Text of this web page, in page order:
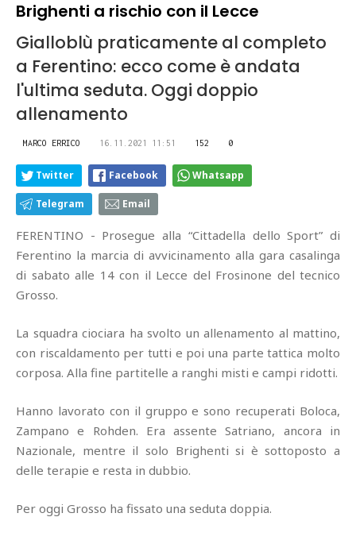
Brighenti a rischio con il Lecce
Gialloblù praticamente al completo
a Ferentino: ecco come è andata
l'ultima seduta. Oggi doppio
allenamento
MARCO ERRICO 16.11.2021 11:51 152 0
Twitter Facebook Whatsapp
Telegram Email
FERENTINO - Prosegue alla “Cittadella dello Sport” di
Ferentino la marcia di avvicinamento alla gara casalinga
di sabato alle 14 con il Lecce del Frosinone del tecnico
Grosso.
La squadra ciociara ha svolto un allenamento al mattino,
con riscaldamento per tutti e poi una parte tattica molto
corposa. Alla fine partitelle a ranghi misti e campi ridotti.
Hanno lavorato con il gruppo e sono recuperati Boloca,
Zampano e Rohden. Era assente Satriano, ancora in
Nazionale, mentre il solo Brighenti si è sottoposto a
delle terapie e resta in dubbio.
Per oggi Grosso ha fissato una seduta doppia.